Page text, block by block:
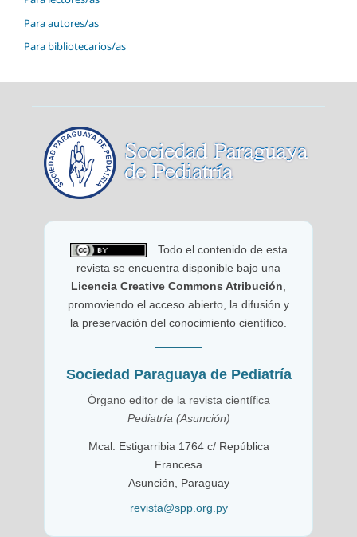
Para autores/as
Para bibliotecarios/as
Todo el contenido de esta
revista se encuentra disponible bajo una
Licencia Creative Commons Atribución
promoviendo el acceso abierto, la difusión y
la preservación del conocimiento científico.
Sociedad Paraguaya de Pediatría
Órgano editor de la revista científica
Pediatría (Asunción)
Mcal. Estigarribia 1764 c/ República
Francesa
Asunción, Paraguay
revista@spp.org.py